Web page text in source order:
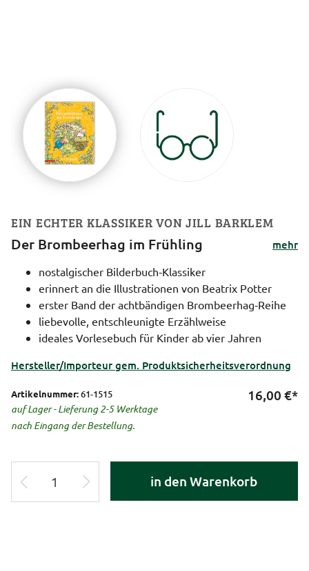
EIN ECHTER KLASSIKER VON JILL BARKLEM
Der Brombeerhag im Frühling
mehr
nostalgischer Bilderbuch‑Klassiker
erinnert an die Illustrationen von Beatrix Potter
erster Band der achtbändigen Brombeerhag‑Reihe
liebevolle, entschleunigte Erzählweise
ideales Vorlesebuch für Kinder ab vier Jahren
Hersteller/Importeur gem. Produktsicherheitsverordnung
Artikelnummer:61-1515
auf Lager - Lieferung 2-5 Werktage
nach Eingang der Bestellung.
16,00 €*
in den Warenkorb